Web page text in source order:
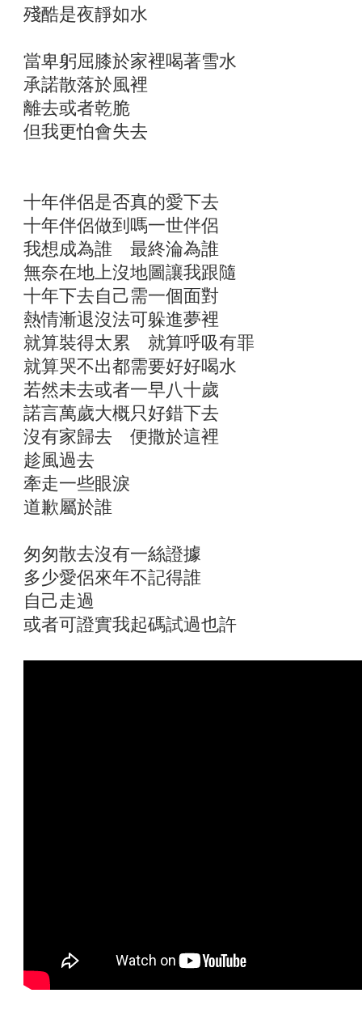
殘酷是夜靜如水
當卑躬屈膝於家裡喝著雪水
承諾散落於風裡
離去或者乾脆
但我更怕會失去
十年伴侶是否真的愛下去
十年伴侶做到嗎一世伴侶
我想成為誰 最終淪為誰
無奈在地上沒地圖讓我跟隨
十年下去自己需一個面對
熱情漸退沒法可躲進夢裡
就算裝得太累 就算呼吸有罪
就算哭不出都需要好好喝水
若然未去或者一早八十歲
諾言萬歲大概只好錯下去
沒有家歸去 便撒於這裡
趁風過去
牽走一些眼淚
道歉屬於誰
匆匆散去沒有一絲證據
多少愛侶來年不記得誰
自己走過
或者可證實我起碼試過也許